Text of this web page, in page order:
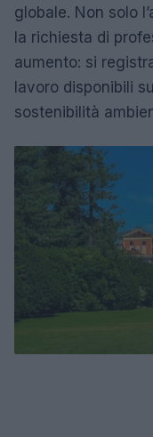
globale. Non solo
la richiesta di
aumento: si
lavoro disponibili
sostenibilità